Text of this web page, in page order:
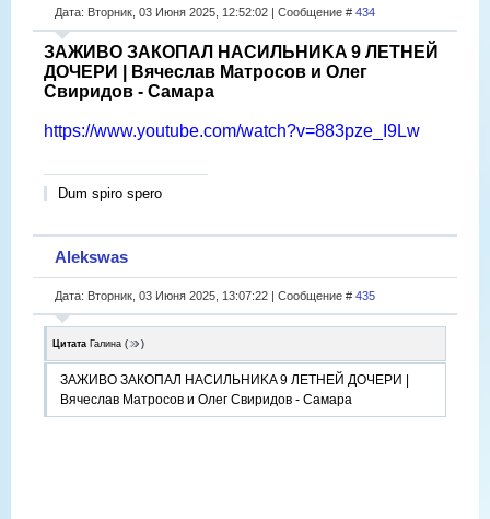
Дата: Вторник, 03 Июня 2025, 12:52:02 | Сообщение # 434
ЗАЖИВО ЗАКОПАЛ HACИЛЬHИKA 9 ЛЕТНЕЙ
ДОЧЕРИ | Вячеслав Матросов и Олег
Свиридов - Самара
https://www.youtube.com/watch?v=883pze_I9Lw
Dum spiro spero
Alekswas
Дата: Вторник, 03 Июня 2025, 13:07:22 | Сообщение # 435
Цитата Галина ( )
ЗАЖИВО ЗАКОПАЛ HACИЛЬHИKA 9 ЛЕТНЕЙ ДОЧЕРИ |
Вячеслав Матросов и Олег Свиридов - Самара